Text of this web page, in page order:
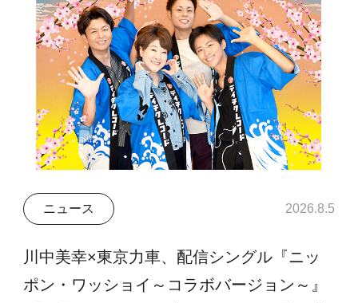
ニュース 2026.8.5
川中美幸×東京力車、配信シングル『ニッ
ポン・ワッショイ～コラボバージョン～』